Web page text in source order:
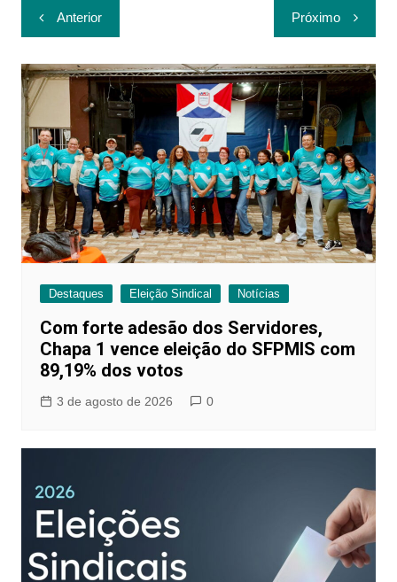
Navegação
de
Post
Anterior Próximo
Destaques Eleição Sindical Notícias
Com forte adesão dos Servidores,
Chapa 1 vence eleição do SFPMIS com
89,19% dos votos
3 de agosto de 2026 0